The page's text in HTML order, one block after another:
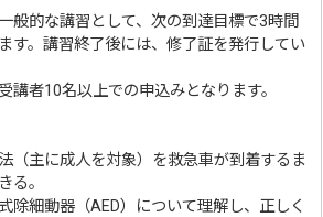
般的な講習として、次の到達目標で3時間
す。講習終了後には、修了証を発行してい
講者10名以上での申込みとなります。
（主に成人を対象）を救急車が到着するま
る。
除細動器（AED）について理解し、正しく